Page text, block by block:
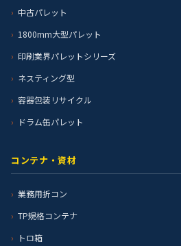
中古パレット
1800mm大型パレット
印刷業界パレットシリーズ
ネスティング型
容器包装リサイクル
ドラム缶パレット
コンテナ・資材
業務用折コン
TP規格コンテナ
トロ箱